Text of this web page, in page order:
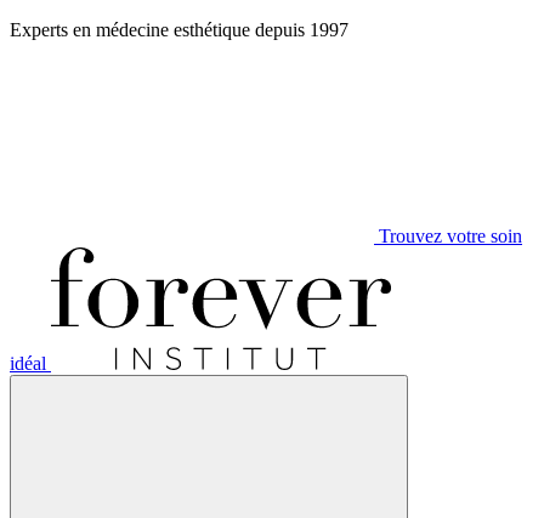
Aller
Experts en médecine esthétique depuis 1997
Trouvez votre soin
idéal